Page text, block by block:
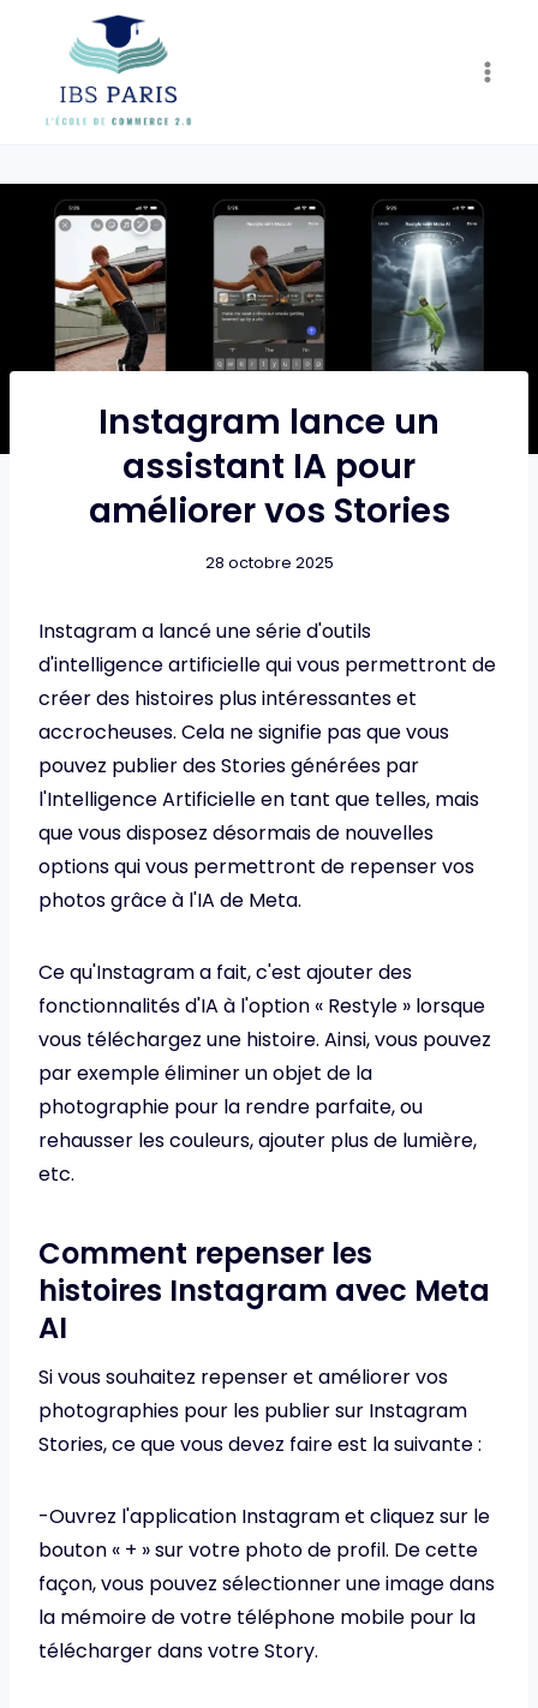
content
Instagram lance un
assistant IA pour
améliorer vos Stories
28 octobre 2025
Instagram a lancé une série d'outils
d'intelligence artificielle qui vous permettront de
créer des histoires plus intéressantes et
accrocheuses. Cela ne signifie pas que vous
pouvez publier des Stories générées par
l'Intelligence Artificielle en tant que telles, mais
que vous disposez désormais de nouvelles
options qui vous permettront de repenser vos
photos grâce à l'IA de Meta.
Ce qu'Instagram a fait, c'est ajouter des
fonctionnalités d'IA à l'option « Restyle » lorsque
vous téléchargez une histoire. Ainsi, vous pouvez
par exemple éliminer un objet de la
photographie pour la rendre parfaite, ou
rehausser les couleurs, ajouter plus de lumière,
etc.
Comment repenser les
histoires Instagram avec Meta
AI
Si vous souhaitez repenser et améliorer vos
photographies pour les publier sur Instagram
Stories, ce que vous devez faire est la suivante :
-Ouvrez l'application Instagram et cliquez sur le
bouton « + » sur votre photo de profil. De cette
façon, vous pouvez sélectionner une image dans
la mémoire de votre téléphone mobile pour la
télécharger dans votre Story.